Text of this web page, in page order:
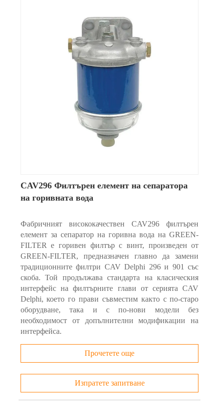
CAV296 Филтърен елемент на сепаратора
на горивната вода
Фабричният висококачествен CAV296 филтърен
елемент за сепаратор на горивна вода на GREEN-
FILTER е горивен филтър с винт, произведен от
GREEN-FILTER, предназначен главно да замени
традиционните филтри CAV Delphi 296 и 901 със
скоба. Той продължава стандарта на класическия
интерфейс на филтърните глави от серията CAV
Delphi, което го прави съвместим както с по-старо
оборудване, така и с по-нови модели без
необходимост от допълнителни модификации на
интерфейса.
Прочетете още
Изпратете запитване